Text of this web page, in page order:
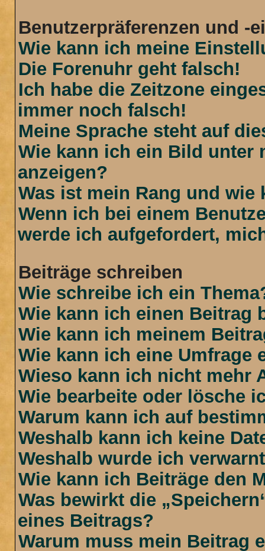
Benutzerpräferenzen und -
Wie kann ich meine
Die Forenuhr geht falsch!
Ich habe die Zeitzone
immer noch falsch!
Meine Sprache steht auf
Wie kann ich ein Bild unter
anzeigen?
Was ist mein Rang und
Wenn ich bei einem
werde ich aufgefordert,
Beiträge schreiben
Wie schreibe ich ein
Wie kann ich einen Beitrag
Wie kann ich meinem
Wie kann ich eine Umfrage
Wieso kann ich nicht mehr
Wie bearbeite oder lösche
Warum kann ich auf
Weshalb kann ich keine
Weshalb wurde ich
Wie kann ich Beiträge den
Was bewirkt die
eines Beitrags?
Warum muss mein Beitrag